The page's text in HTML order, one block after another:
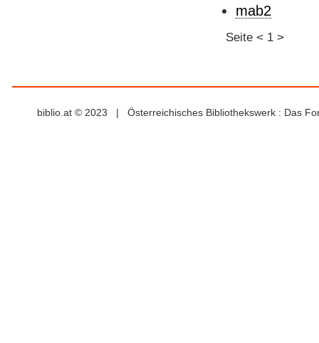
mab2
Seite < 1 >
biblio.at © 2023 | Österreichisches Bibliothekswerk : Das